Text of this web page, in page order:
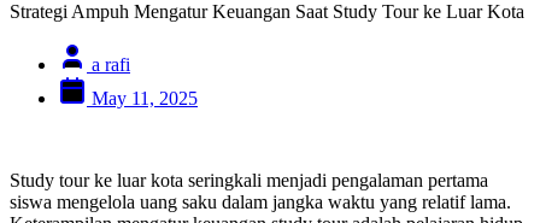
Strategi Ampuh Mengatur Keuangan Saat Study Tour ke Luar Kota
a rafi
May 11, 2025
Study tour ke luar kota seringkali menjadi pengalaman pertama
siswa mengelola uang saku dalam jangka waktu yang relatif lama.